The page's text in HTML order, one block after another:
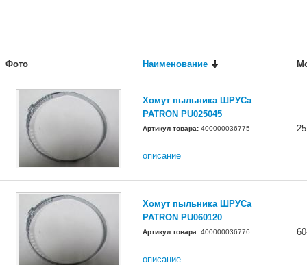
Фото Наименование
Хомут пыльника ШРУСа
PATRON PU025045
Артикул товара: 400000036775
описание
Хомут пыльника ШРУСа
PATRON PU060120
Артикул товара: 400000036776
описание